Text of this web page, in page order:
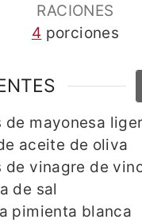
RACIONES
4 porciones
de mayonesa
aceite de oliva
de vinagre de
de sal
pimienta blanca